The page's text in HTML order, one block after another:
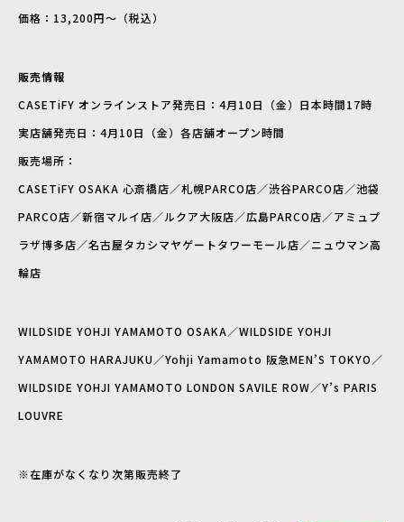
価格：13,200円〜（税込）
販売情報
CASETiFY オンラインストア発売日：4月10日（金）日本時間17時
実店舗発売日：4月10日（金）各店舗オープン時間
販売場所：
CASETiFY OSAKA 心斎橋店／札幌PARCO店／渋谷PARCO店／池袋
PARCO店／新宿マルイ店／ルクア大阪店／広島PARCO店／アミュプ
ラザ博多店／名古屋タカシマヤゲートタワーモール店／ニュウマン高
輪店
WILDSIDE YOHJI YAMAMOTO OSAKA／WILDSIDE YOHJI
YAMAMOTO HARAJUKU／Yohji Yamamoto 阪急MEN’S TOKYO／
WILDSIDE YOHJI YAMAMOTO LONDON SAVILE ROW／Y’s PARIS
LOUVRE
※在庫がなくなり次第販売終了